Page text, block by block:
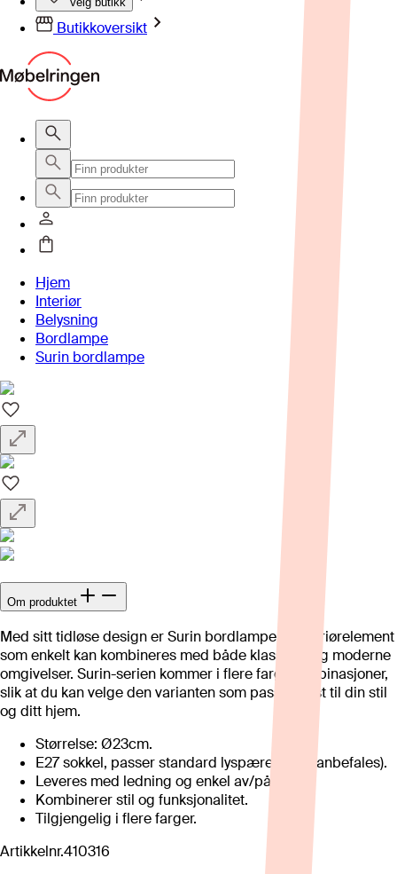
Butikkoversikt
Hjem
Interiør
Belysning
Bordlampe
Surin bordlampe
Om produktet
Med sitt tidløse design er Surin bordlampe et interiørelement
som enkelt kan kombineres med både klassiske og moderne
omgivelser. Surin-serien kommer i flere fargekombinasjoner,
slik at du kan velge den varianten som passer best til din stil
og ditt hjem.
Størrelse: Ø23cm.
E27 sokkel, passer standard lyspærer (LED anbefales).
Leveres med ledning og enkel av/på-bryter.
Kombinerer stil og funksjonalitet.
Tilgjengelig i flere farger.
Artikkelnr.410316